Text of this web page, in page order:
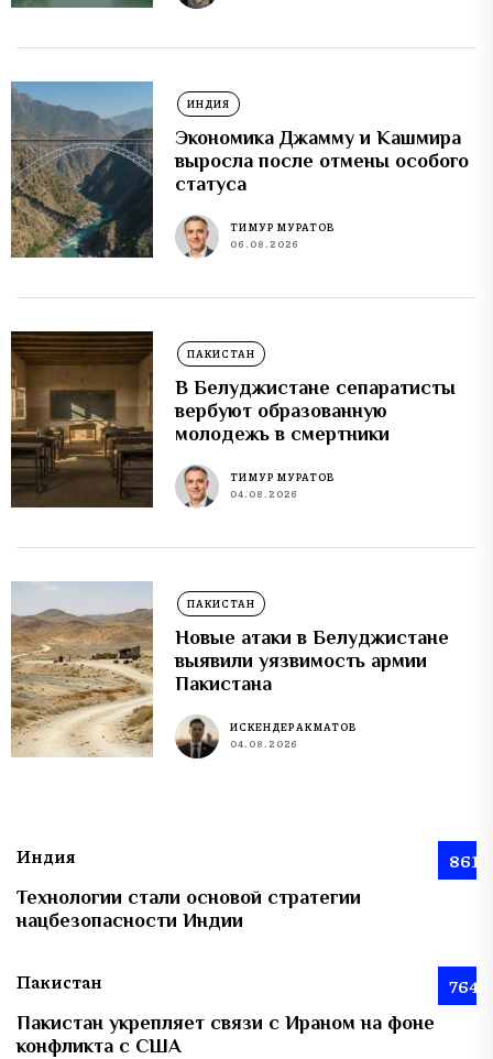
ИНДИЯ
Экономика Джамму и Кашмира
выросла после отмены особого
статуса
ТИМУР МУРАТОВ
06.08.2026
ПАКИСТАН
В Белуджистане сепаратисты
вербуют образованную
молодежь в смертники
ТИМУР МУРАТОВ
04.08.2026
ПАКИСТАН
Новые атаки в Белуджистане
выявили уязвимость армии
Пакистана
ИСКЕНДЕР АКМАТОВ
04.08.2026
Индия 861
Технологии стали основой стратегии
нацбезопасности Индии
Пакистан 764
Пакистан укрепляет связи с Ираном на фоне
конфликта с США